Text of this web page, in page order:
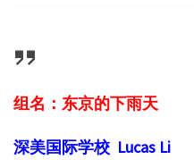
组名：东京的下雨天
深美国际学校 Lucas Li